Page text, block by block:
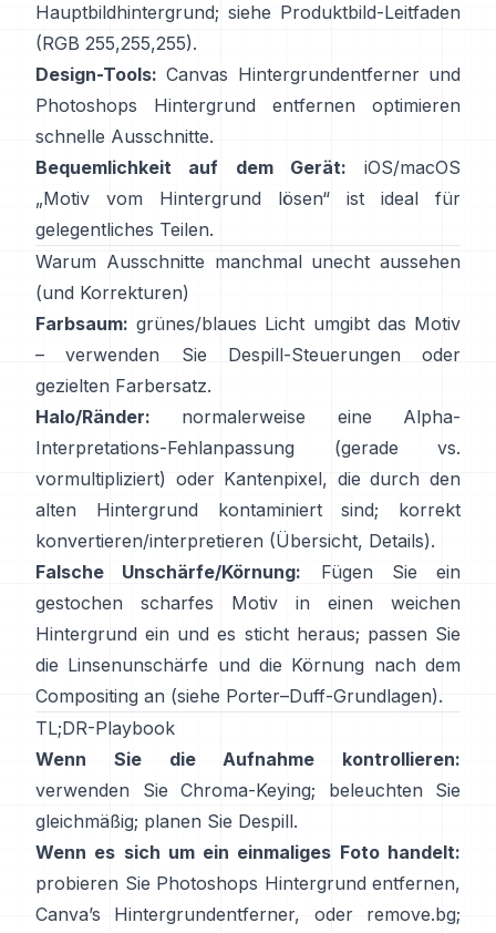
Hauptbildhintergrund; siehe Produktbild-Leitfaden
(RGB 255,255,255).
Design-Tools: Canvas Hintergrundentfernerund
Photoshops
Hintergrund entfernen
optimieren
schnelle Ausschnitte.
Bequemlichkeit auf dem Gerät: iOS/macOS
„Motiv vom Hintergrund lösen“ ist ideal für
gelegentliches Teilen.
Warum Ausschnitte manchmal unecht aussehen
(und Korrekturen)
Farbsaum: grünes/blaues Licht umgibt das Motiv
– verwenden Sie
Despill-Steuerungen oder
gezielten Farbersatz.
Halo/Ränder: normalerweise eine Alpha-
Interpretations-Fehlanpassung (gerade vs.
vormultipliziert) oder Kantenpixel, die durch den
alten Hintergrund kontaminiert sind; korrekt
konvertieren/interpretieren (Übersicht, Details).
Falsche Unschärfe/Körnung: Fügen Sie ein
gestochen scharfes Motiv in einen weichen
Hintergrund ein und es sticht heraus; passen Sie
die Linsenunschärfe und die Körnung nach dem
Compositing an (siehe Porter–Duff-Grundlagen).
TL;DR-Playbook
Wenn Sie die Aufnahme kontrollieren:
verwenden Sie Chroma-Keying; beleuchten Sie
gleichmäßig; planen Sie Despill.
Wenn es sich um ein einmaliges Foto handelt:
probieren Sie Photoshops Hintergrund entfernen,
Canva’s
Hintergrundentferner, oder remove.bg;